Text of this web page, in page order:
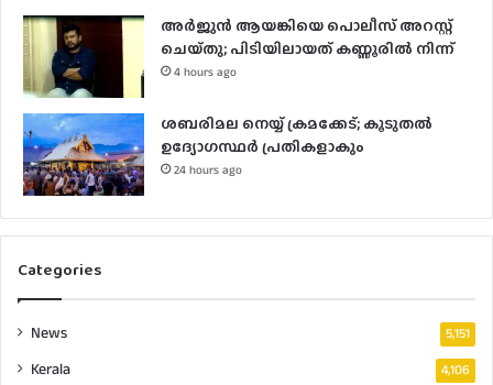
അർജുൻ ആയങ്കിയെ പൊലീസ് അറസ്റ്റ്
ചെയ്‌തു; പിടിയിലായത് കണ്ണൂരിൽ നിന്ന്
4 hours ago
ശബരിമല നെയ്യ് ക്രമക്കേട്; കൂടുതൽ
ഉദ്യോഗസ്ഥർ പ്രതികളാകും
24 hours ago
Categories
News 5,151
Kerala 4,106